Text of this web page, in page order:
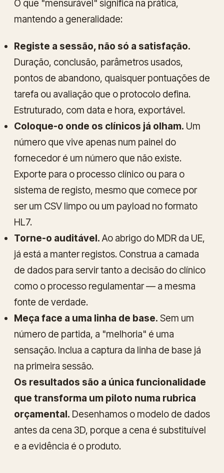
O que "mensurável" significa na prática,
mantendo a generalidade:
Registe a sessão, não só a satisfação.
Duração, conclusão, parâmetros usados,
pontos de abandono, quaisquer pontuações de
tarefa ou avaliação que o protocolo defina.
Estruturado, com data e hora, exportável.
Coloque-o onde os clínicos já olham. Um
número que vive apenas num painel do
fornecedor é um número que não existe.
Exporte para o processo clínico ou para o
sistema de registo, mesmo que comece por
ser um CSV limpo ou um payload no formato
HL7.
Torne-o auditável. Ao abrigo do MDR da UE,
já está a manter registos. Construa a camada
de dados para servir tanto a decisão do clínico
como o processo regulamentar — a mesma
fonte de verdade.
Meça face a uma linha de base. Sem um
número de partida, a "melhoria" é uma
sensação. Inclua a captura da linha de base já
na primeira sessão.
Os resultados são a única funcionalidade
que transforma um piloto numa rubrica
orçamental. Desenhamos o modelo de dados
antes da cena 3D, porque a cena é substituível
e a evidência é o produto.